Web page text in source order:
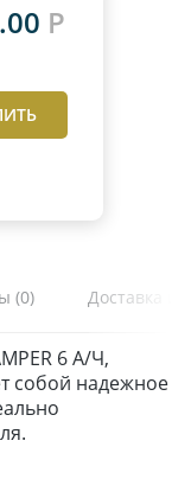
Р
(0) Доставка и
6 А/Ч,
собой надежное